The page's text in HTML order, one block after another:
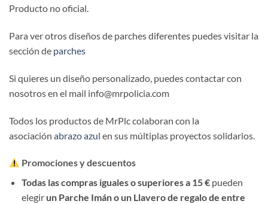
Producto no oficial.
Para ver otros diseños de parches diferentes puedes visitar la
sección de parches
Si quieres un diseño personalizado, puedes contactar con
nosotros en el mail info@mrpolicia.com
Todos los productos de MrPlc colaboran con la
asociación abrazo azul en sus múltiplas proyectos solidarios.
Promociones y descuentos
Todas las compras iguales o superiores a 15 €pueden
elegir un Parche Imán o un Llavero de regalo de entre